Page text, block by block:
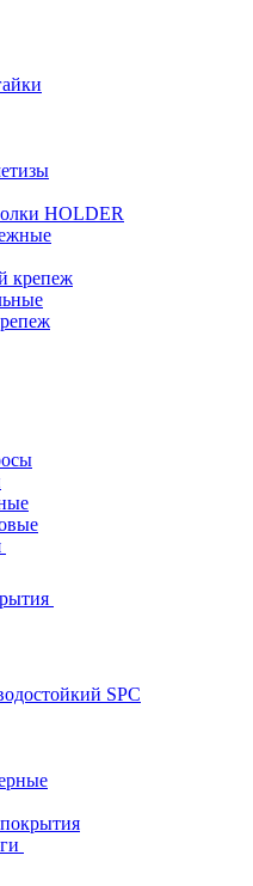
НОLDER
крепеж
SPC